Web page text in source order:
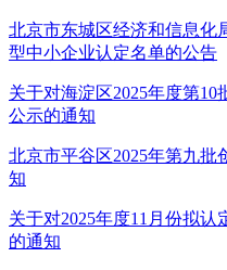
北京市东城区经济和信息化
型中小企业认定名单的公告
关于对海淀区2025年度第
公示的通知
北京市平谷区2025年第九批
知
关于对2025年度11月份拟
的通知